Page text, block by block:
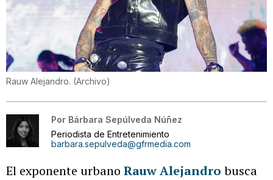
Rauw Alejandro. (Archivo)
Por Bárbara Sepúlveda Núñez
Periodista de Entretenimiento
barbara.sepulveda@gfrmedia.com
El exponente urbano Rauw Alejandro busca